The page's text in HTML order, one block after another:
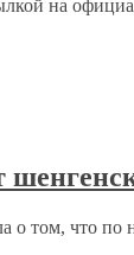
на
о том, что